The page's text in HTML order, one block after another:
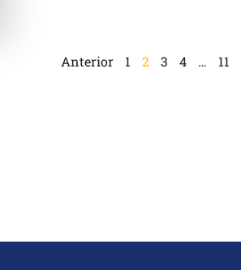
Anterior 1 2 3 4 … 11